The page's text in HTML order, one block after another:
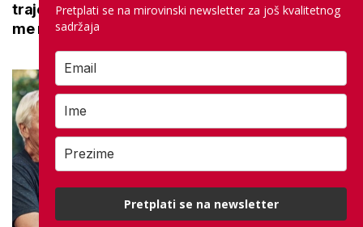
traje sat vremena: Bila sam na njemu, evo što
me naučio
Pretplati se na mirovinski newsletter za još kvalitetnog
sadržaja
Pretplati se na newsletter